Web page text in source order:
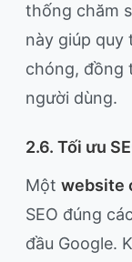
thống chăm
này giúp quy
chóng, đồng
người dùng.
2.6. Tối ưu
Một website
SEO đúng
đầu Google.